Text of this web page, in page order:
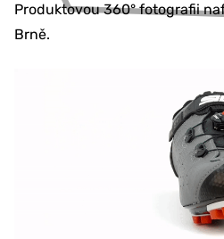
Produktovou 360° fotografii
Brně.